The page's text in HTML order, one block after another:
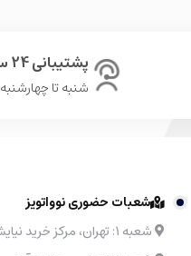
پشتیبانی 24 ساعته
شنبه تا چهارشنبه
شعبات حضوری نوواتویز
شعبه ۱: تهران، مرکز خرید نیایش مال طبقه 4 واحد 48